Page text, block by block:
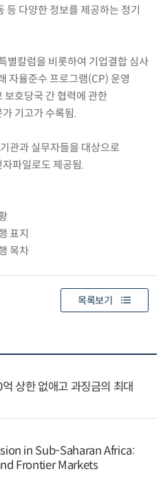
등 다양한 정보를 제공하는 정기
별칼럼을 비롯하여 기업결합 심사
자율준수 프로그램(CP) 운영
보호당국 간 협력에 관한
기고가 수록됨.
관과 실무자들을 대상으로
파일로도 제공됨.
표지
목차
목록보기
상한 없애고 과징금의 최대
in Sub-Saharan Africa:
Frontier Markets